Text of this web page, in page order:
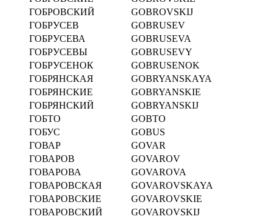
ГОБРОВСКИЙ
GOBROVSKIJ
ГОБРУСЕВ
GOBRUSEV
ГОБРУСЕВА
GOBRUSEVA
ГОБРУСЕВЫ
GOBRUSEVY
ГОБРУСЕНОК
GOBRUSENOK
ГОБРЯНСКАЯ
GOBRYANSKAYA
ГОБРЯНСКИЕ
GOBRYANSKIE
ГОБРЯНСКИЙ
GOBRYANSKIJ
ГОБТО
GOBTO
ГОБУС
GOBUS
ГОВАР
GOVAR
ГОВАРОВ
GOVAROV
ГОВАРОВА
GOVAROVA
ГОВАРОВСКАЯ
GOVAROVSKAYA
ГОВАРОВСКИЕ
GOVAROVSKIE
ГОВАРОВСКИЙ
GOVAROVSKIJ